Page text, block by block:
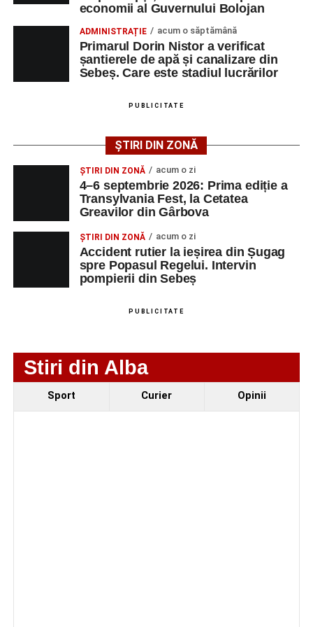
Urmărește-ne pe Google News
Ultimele știri din Sebeș
Femeie de 66 de ani, transportată în stare gravă la
strada Dorobanți din Sebeș
Accident pe strada Dorobanți din Sebeș: fermeie
de 66 de ani rănită grav, după ce a fost lovită de o
motocicletă
4–6 septembrie 2026: Prima ediție a Transylvania
Fest, la Cetatea Greavilor din Gârbova
economii al Guvernului Bolojan
ADMINISTRAȚIE acum o săptămână
Primarul Dorin Nistor a verificat
șantierele de apă și canalizare din
Sebeș. Care este stadiul lucrărilor
PUBLICITATE
ȘTIRI DIN ZONĂ
ȘTIRI DIN ZONĂ acum o zi
4–6 septembrie 2026: Prima ediție a
Transylvania Fest, la Cetatea
Greavilor din Gârbova
ȘTIRI DIN ZONĂ acum o zi
Accident rutier la ieșirea din Șugag
spre Popasul Regelui. Intervin
pompierii din Sebeș
PUBLICITATE
Stiri din Alba
Sport Curier Opinii